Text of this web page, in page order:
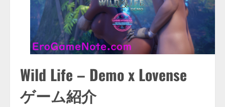
Wild Life – Demo x Lovense
ゲーム紹介